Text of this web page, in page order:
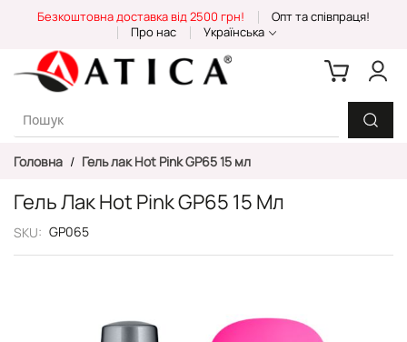
Content
Безкоштовна доставка від 2500 грн!
Опт та співпраця!
Про нас
Українська
Головна Гель лак Hot Pink GP65 15 мл
Гель Лак Hot Pink GP65 15 Мл
SKU GP065